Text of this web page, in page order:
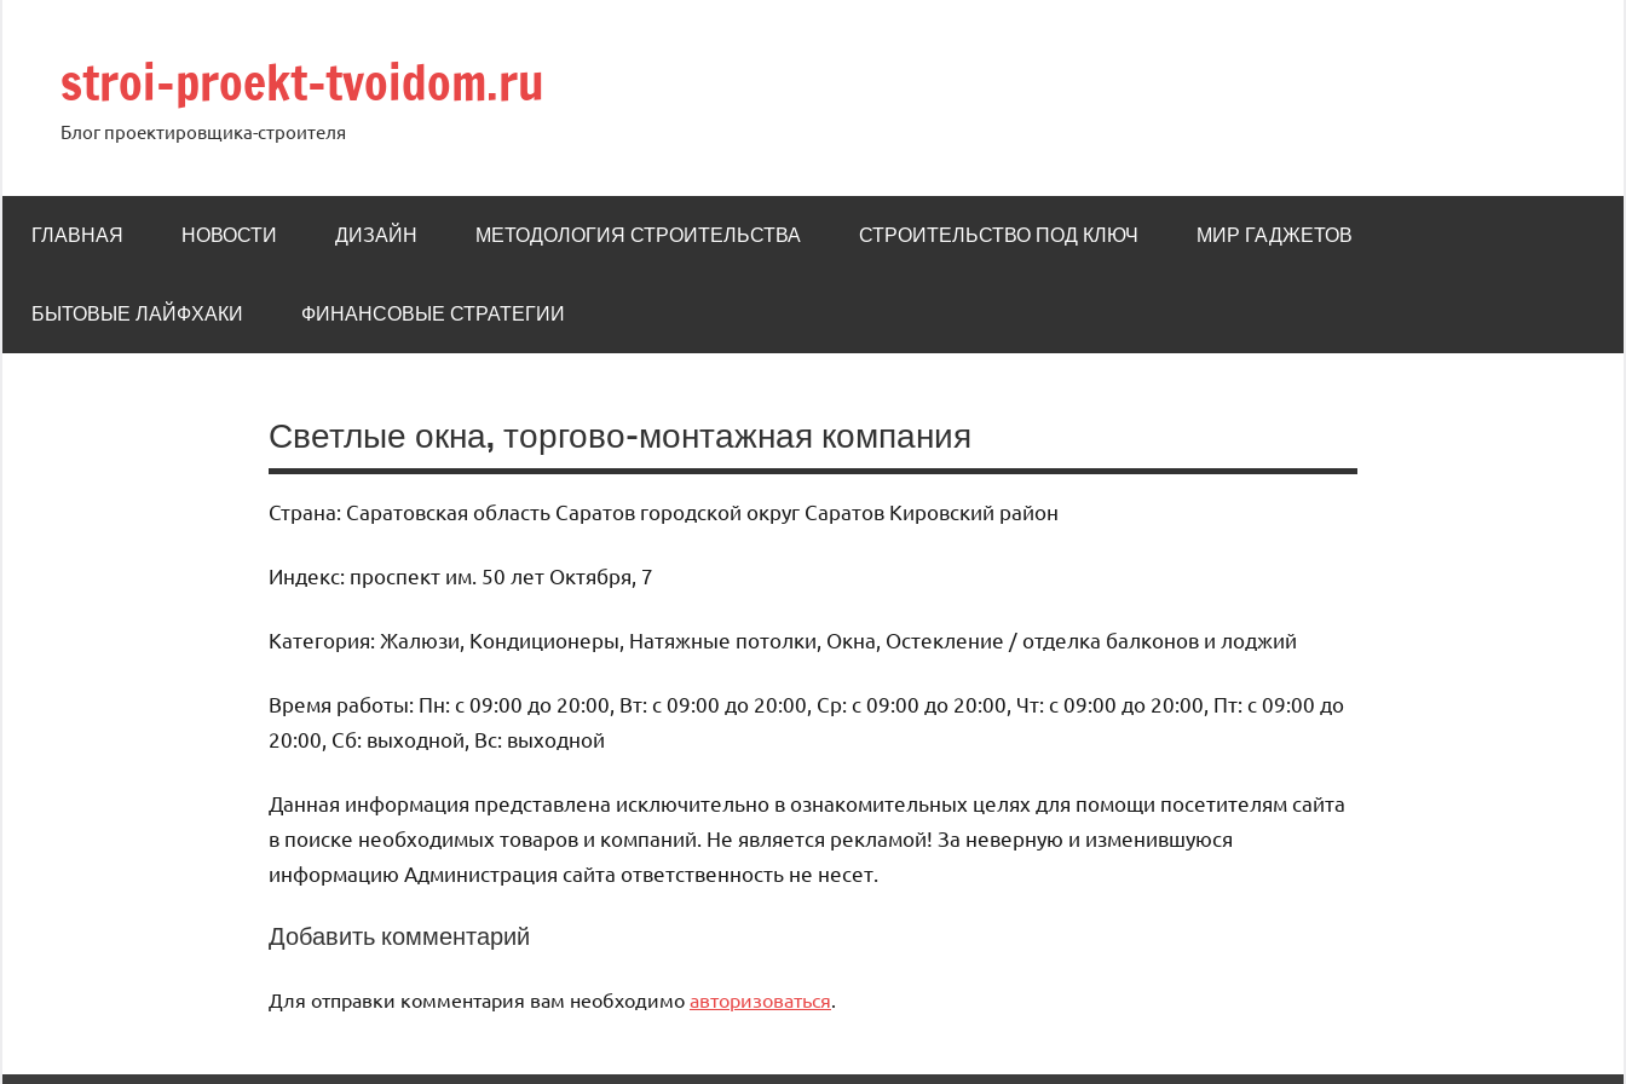
содержимому
stroi-proekt-tvoidom.ru
Блог проектировщика-строителя
ГЛАВНАЯ НОВОСТИ ДИЗАЙН МЕТОДОЛОГИЯ СТРОИТЕЛЬСТВА СТРОИТЕЛЬСТВО ПОД КЛЮЧ МИР ГАДЖЕТОВ
БЫТОВЫЕ ЛАЙФХАКИ ФИНАНСОВЫЕ СТРАТЕГИИ
Светлые окна, торгово-монтажная компания
Страна: Саратовская область Саратов городской округ Саратов Кировский район
Индекс: проспект им. 50 лет Октября, 7
Категория: Жалюзи, Кондиционеры, Натяжные потолки, Окна, Остекление / отделка балконов и лоджий
Время работы: Пн: с 09:00 до 20:00, Вт: с 09:00 до 20:00, Ср: с 09:00 до 20:00, Чт: с 09:00 до 20:00, Пт: с 09:00 до
20:00, Сб: выходной, Вс: выходной
Данная информация представлена исключительно в ознакомительных целях для помощи посетителям сайта
в поиске необходимых товаров и компаний. Не является рекламой! За неверную и изменившуюся
информацию Администрация сайта ответственность не несет.
Добавить комментарий
Для отправки комментария вам необходимо авторизоваться